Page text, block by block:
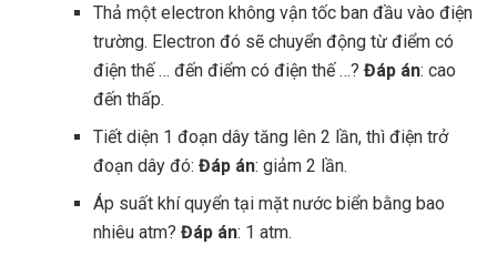
Thả một electron không vận tốc ban đầu vào điện
trường. Electron đó sẽ chuyển động từ điểm có
điện thế … đến điểm có điện thế …? Đáp án: cao
đến thấp.
Tiết diện 1 đoạn dây tăng lên 2 lần, thì điện trở
đoạn dây đó: Đáp án: giảm 2 lần.
Áp suất khí quyển tại mặt nước biển bằng bao
nhiêu atm? Đáp án: 1 atm.